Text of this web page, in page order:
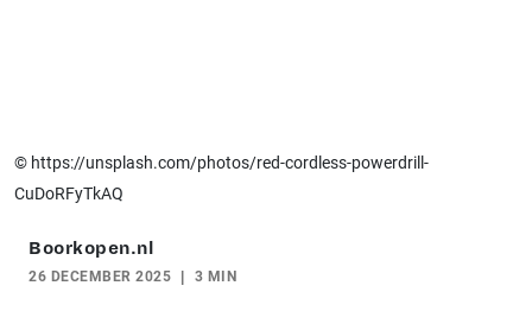
© https://unsplash.com/photos/red-cordless-powerdrill-
CuDoRFyTkAQ
Boorkopen.nl
26 DECEMBER 2025 3 MIN